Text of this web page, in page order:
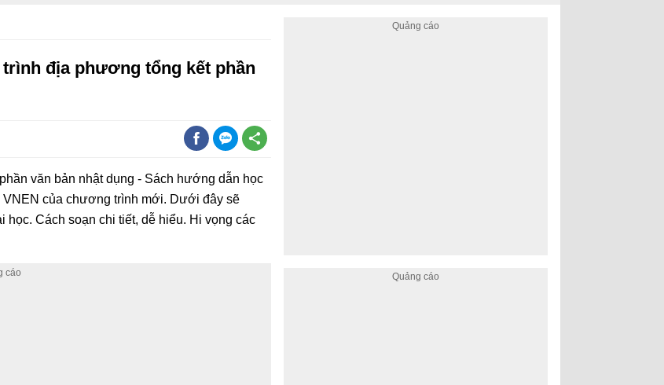
địa phương tổng kết phần
văn bản nhật dụng - Sách hướng dẫn học
VNEN của chương trình mới. Dưới đây sẽ
Cách soạn chi tiết, dễ hiểu. Hi vọng các